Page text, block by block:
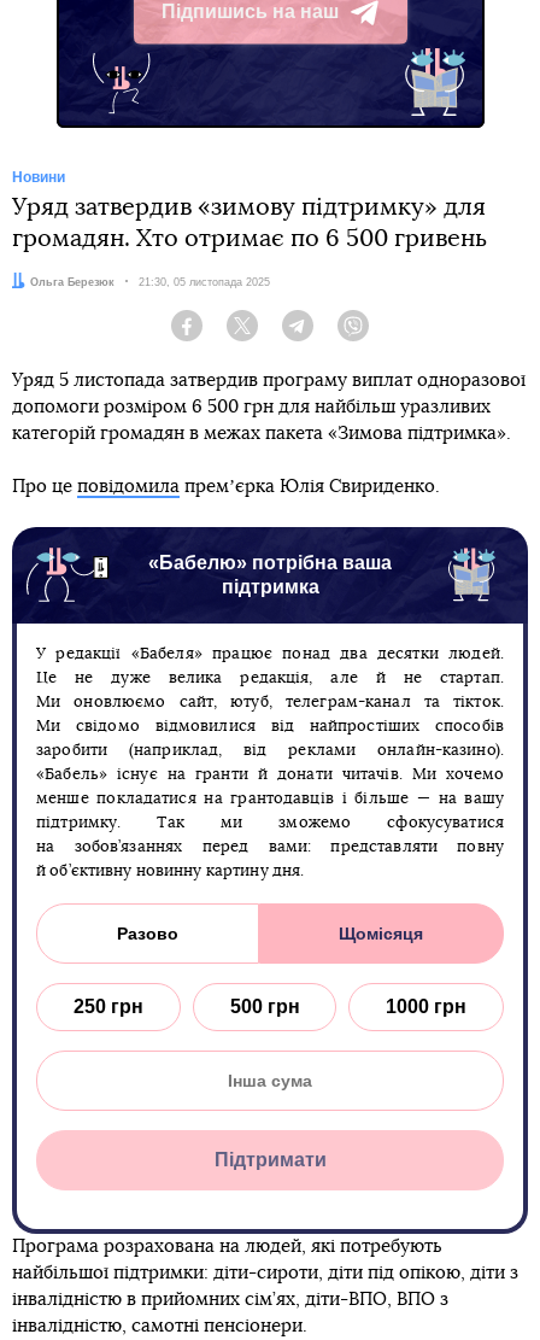
Підпишись на наш
Telegram
Новини
Уряд затвердив «зимову підтримку» для
громадян. Хто отримає по 6 500 гривень
Автор:
Ольга Березюк Дата:
21:30, 05 листопада 2025
Facebook Twitter Telegram
Уряд 5 листопада затвердив програму виплат одноразової
допомоги розміром 6 500 грн для найбільш уразливих
категорій громадян в межах пакета «Зимова підтримка».
Про це повідомила премʼєрка Юлія Свириденко.
«Бабелю» потрібна ваша
підтримка
У редакції «Бабеля» працює понад два десятки людей.
Це не дуже велика редакція, але й не стартап.
Ми оновлюємо сайт, ютуб, телеграм-канал та тікток.
Ми свідомо відмовилися від найпростіших способів
заробити (наприклад, від реклами онлайн-казино).
«Бабель» існує на гранти й донати читачів. Ми хочемо
менше покладатися на грантодавців і більше — на вашу
підтримку. Так ми зможемо сфокусуватися
на зобов’язаннях перед вами: представляти повну
й об’єктивну новинну картину дня.
Разово Щомісяця
250 грн 500 грн 1000 грн
Підтримати
Програма розрахована на людей, які потребують
найбільшої підтримки: діти-сироти, діти під опікою, діти з
інвалідністю в прийомних сім’ях, діти-ВПО, ВПО з
інвалідністю, самотні пенсіонери.